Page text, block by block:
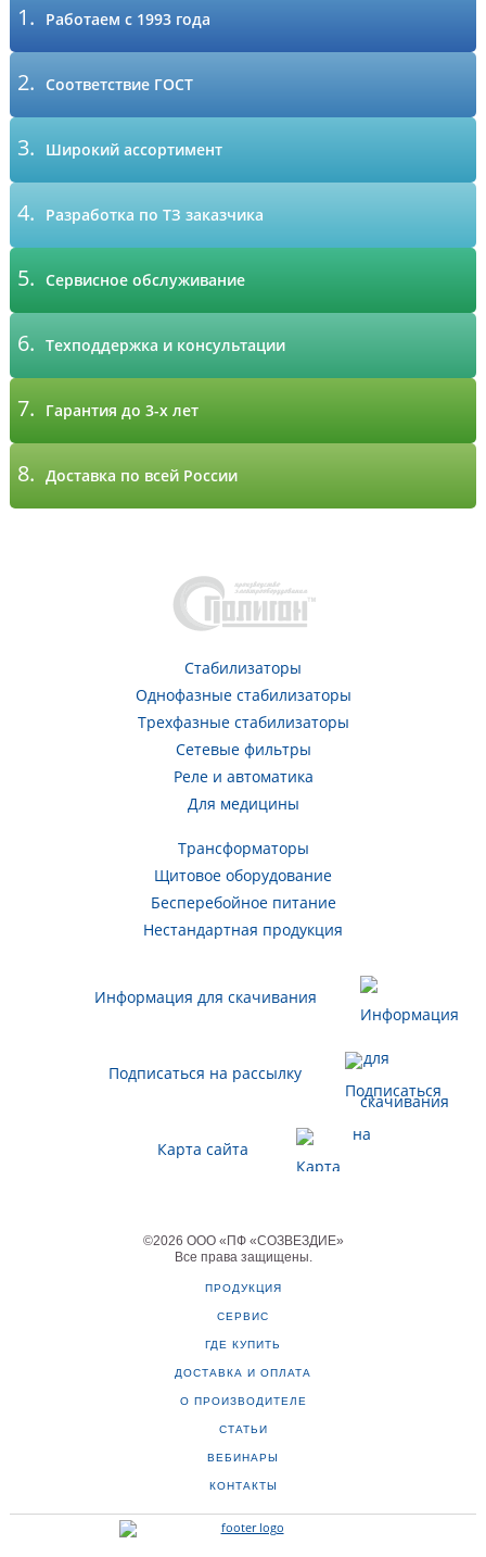
1. Работаем с 1993 года
2. Соответствие ГОСТ
3. Широкий ассортимент
4. Разработка по ТЗ заказчика
5. Сервисное обслуживание
6. Техподдержка и консультации
7. Гарантия до 3-х лет
8. Доставка по всей России
Стабилизаторы
Однофазные стабилизаторы
Трехфазные стабилизаторы
Сетевые фильтры
Реле и автоматика
Для медицины
Трансформаторы
Щитовое оборудование
Бесперебойное питание
Нестандартная продукция
Информация для скачивания
Подписаться на рассылку
Карта сайта
©2026 ООО «ПФ «СОЗВЕЗДИЕ»
Все права защищены.
ПРОДУКЦИЯ
СЕРВИС
ГДЕ КУПИТЬ
ДОСТАВКА И ОПЛАТА
О ПРОИЗВОДИТЕЛЕ
СТАТЬИ
ВЕБИНАРЫ
КОНТАКТЫ